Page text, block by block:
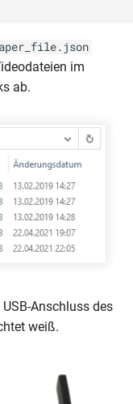
im
ab.
Anschluss des
weiß.